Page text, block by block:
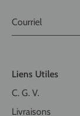
Liens Utiles
C. G. V.
Livraisons